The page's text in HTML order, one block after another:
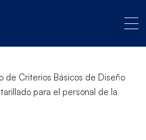
de Criterios Básicos de Diseño
para el personal de la